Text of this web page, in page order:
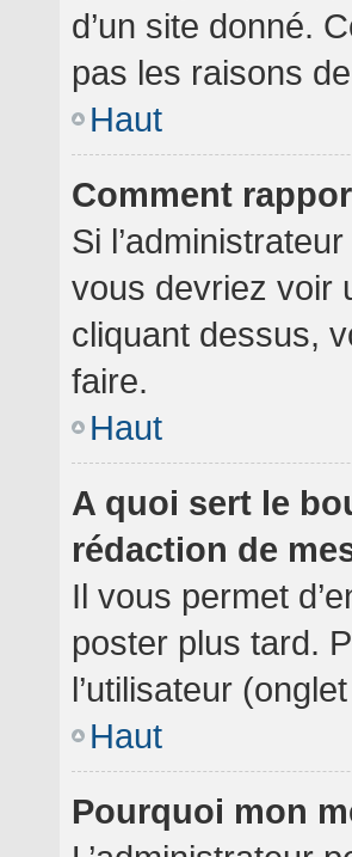
d’un site donné.
pas les raisons
Haut
Comment
Si
vous devriez voir
cliquant dessus,
faire.
Haut
A quoi sert le
rédaction de
Il vous permet
poster plus tard.
l’utilisateur
Haut
Pourquoi mon